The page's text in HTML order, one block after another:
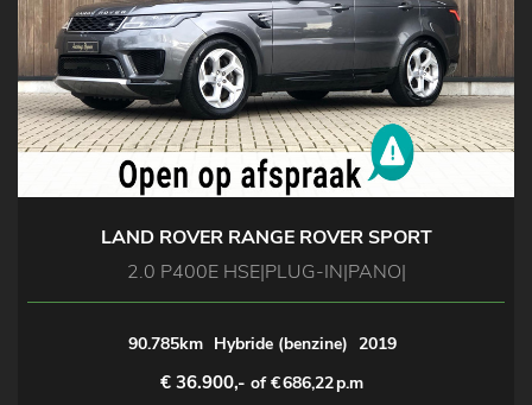
LAND ROVER RANGE ROVER SPORT
2.0 P400E HSE|PLUG-IN|PANO|
90.785km Hybride (benzine) 2019
€ 36.900,- of €686,22p.m